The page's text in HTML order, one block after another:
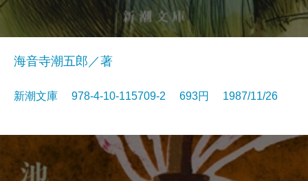
海音寺潮五郎／著
新潮文庫 978-4-10-115709-2 693円 1987/11/26